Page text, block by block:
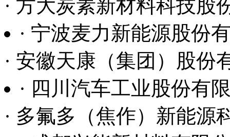
· 多氟多（焦作）新能源
· 成都兴能新材料有限
· 华西铝业有限责任公司
· 深圳市雄韬电源科技
· 江西省福斯特新能源有